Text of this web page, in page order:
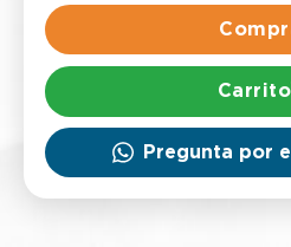
Carrito
Pregunta por